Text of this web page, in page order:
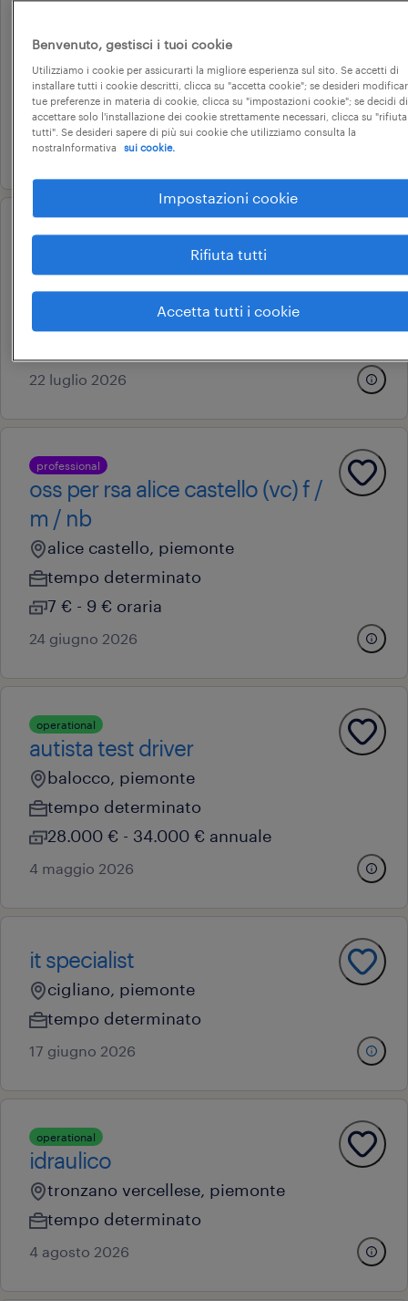
operational
carisio, piemonte
tempo determinato
18.000 € - 22.000 € annuale
23 luglio 2026
operational
addetto pulizie part-time
balocco, piemonte
tempo determinato
22 luglio 2026
professional
oss per rsa alice castello (vc) f /
m / nb
alice castello, piemonte
tempo determinato
7 € - 9 € oraria
24 giugno 2026
operational
autista test driver
balocco, piemonte
tempo determinato
28.000 € - 34.000 € annuale
4 maggio 2026
it specialist
cigliano, piemonte
tempo determinato
17 giugno 2026
operational
idraulico
tronzano vercellese, piemonte
tempo determinato
4 agosto 2026
Benvenuto, gestisci i tuoi cookie
Utilizziamo i cookie per assicurarti la migliore esperienza sul sito. Se accetti di
installare tutti i cookie descritti, clicca su "accetta cookie"; se desideri
tue preferenze in materia di cookie, clicca su "impostazioni cookie"; se decidi di
accettare solo l'installazione dei cookie strettamente necessari, clicca su "rifiuta
tutti". Se desideri sapere di più sui cookie che utilizziamo consulta la
nostraInformativa
sui cookie.
Impostazioni cookie
Rifiuta tutti
Accetta tutti i cookie